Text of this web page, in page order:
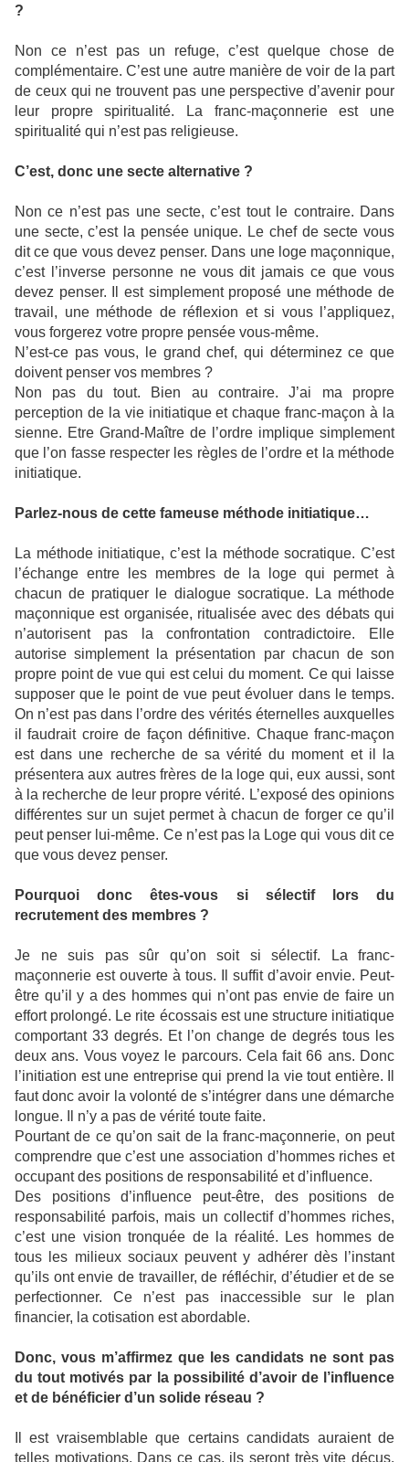
?
Non ce n’est pas un refuge, c’est quelque chose de
complémentaire. C’est une autre manière de voir de la part
de ceux qui ne trouvent pas une perspective d’avenir pour
leur propre spiritualité. La franc-maçonnerie est une
spiritualité qui n’est pas religieuse.
C’est, donc une secte alternative ?
Non ce n’est pas une secte, c’est tout le contraire. Dans
une secte, c’est la pensée unique. Le chef de secte vous
dit ce que vous devez penser. Dans une loge maçonnique,
c’est l’inverse personne ne vous dit jamais ce que vous
devez penser. Il est simplement proposé une méthode de
travail, une méthode de réflexion et si vous l’appliquez,
vous forgerez votre propre pensée vous-même.
N’est-ce pas vous, le grand chef, qui déterminez ce que
doivent penser vos membres ?
Non pas du tout. Bien au contraire. J’ai ma propre
perception de la vie initiatique et chaque franc-maçon à la
sienne. Etre Grand-Maître de l’ordre implique simplement
que l’on fasse respecter les règles de l’ordre et la méthode
initiatique.
Parlez-nous de cette fameuse méthode initiatique…
La méthode initiatique, c’est la méthode socratique. C’est
l’échange entre les membres de la loge qui permet à
chacun de pratiquer le dialogue socratique. La méthode
maçonnique est organisée, ritualisée avec des débats qui
n’autorisent pas la confrontation contradictoire. Elle
autorise simplement la présentation par chacun de son
propre point de vue qui est celui du moment. Ce qui laisse
supposer que le point de vue peut évoluer dans le temps.
On n’est pas dans l’ordre des vérités éternelles auxquelles
il faudrait croire de façon définitive. Chaque franc-maçon
est dans une recherche de sa vérité du moment et il la
présentera aux autres frères de la loge qui, eux aussi, sont
à la recherche de leur propre vérité. L’exposé des opinions
différentes sur un sujet permet à chacun de forger ce qu’il
peut penser lui-même. Ce n’est pas la Loge qui vous dit ce
que vous devez penser.
Pourquoi donc êtes-vous si sélectif lors du
recrutement des membres ?
Je ne suis pas sûr qu’on soit si sélectif. La franc-
maçonnerie est ouverte à tous. Il suffit d’avoir envie. Peut-
être qu’il y a des hommes qui n’ont pas envie de faire un
effort prolongé. Le rite écossais est une structure initiatique
comportant 33 degrés. Et l’on change de degrés tous les
deux ans. Vous voyez le parcours. Cela fait 66 ans. Donc
l’initiation est une entreprise qui prend la vie tout entière. Il
faut donc avoir la volonté de s’intégrer dans une démarche
longue. Il n’y a pas de vérité toute faite.
Pourtant de ce qu’on sait de la franc-maçonnerie, on peut
comprendre que c’est une association d’hommes riches et
occupant des positions de responsabilité et d’influence.
Des positions d’influence peut-être, des positions de
responsabilité parfois, mais un collectif d’hommes riches,
c’est une vision tronquée de la réalité. Les hommes de
tous les milieux sociaux peuvent y adhérer dès l’instant
qu’ils ont envie de travailler, de réfléchir, d’étudier et de se
perfectionner. Ce n’est pas inaccessible sur le plan
financier, la cotisation est abordable.
Donc, vous m’affirmez que les candidats ne sont pas
du tout motivés par la possibilité d’avoir de l’influence
et de bénéficier d’un solide réseau ?
Il est vraisemblable que certains candidats auraient de
telles motivations. Dans ce cas, ils seront très vite déçus.